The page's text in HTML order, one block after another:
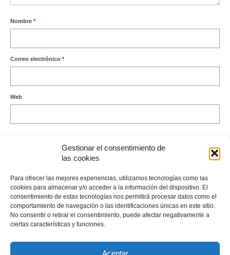
Gestionar el consentimiento de
las cookies
Para ofrecer las mejores experiencias, utilizamos tecnologías como las
cookies para almacenar y/o acceder a la información del dispositivo. El
consentimiento de estas tecnologías nos permitirá procesar datos como el
comportamiento de navegación o las identificaciones únicas en este sitio.
No consentir o retirar el consentimiento, puede afectar negativamente a
ciertas características y funciones.
Aceptar
Nombre *
Correo electrónico *
Web
procesan los datos de tus comentarios.